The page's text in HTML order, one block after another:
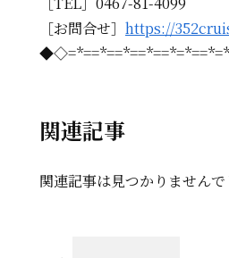
［お問合せ］ https://
関連記事
関連記事は見つかりませんで